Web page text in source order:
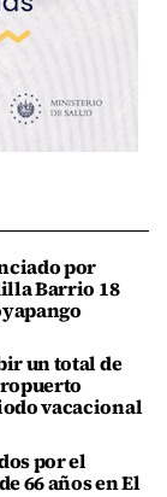
por
Barrio 18
un total de
vacacional
por el
66 años en El